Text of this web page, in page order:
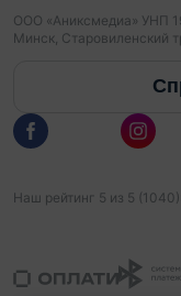
ООО «Аниксмедиа» УНП
Минск, Старовиленский
Наш рейтинг 5 из 5 (1040):